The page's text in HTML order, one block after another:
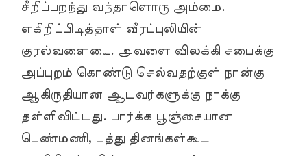
சீறிப்பறந்து வந்தாளொரு அம்மை.
எகிறிப்பிடித்தாள் வீரப்புலியின்
குரல்வளையை. அவளை விலக்கி சபைக்கு
அப்புறம் கொண்டு செல்வதற்குள் நான்கு
ஆகிருதியான ஆடவர்களுக்கு நாக்கு
தள்ளிவிட்டது. பார்க்க பூஞ்சையான
பெண்மணி, பத்து தினங்கள்கூட